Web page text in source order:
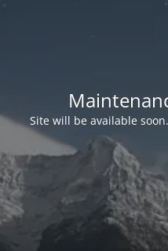
Site will be available